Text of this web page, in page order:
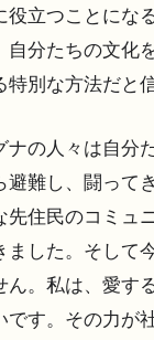
役立つことにな
自分たちの文化
別な方法だと
ナの人々は自分
難し、闘って
先住民のコミュ
ました。そして
ん。私は、愛す
です。その力が